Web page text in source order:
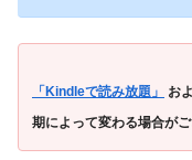
「Kindleで読み放題」 お
期によって変わる場合がご